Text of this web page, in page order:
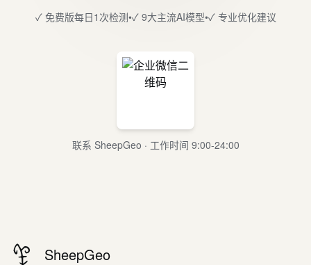
✓ 免费版每日1次检测•✓ 9大主流AI模型•✓ 专业优化建议
联系 SheepGeo · 工作时间 9:00-24:00
SheepGeo